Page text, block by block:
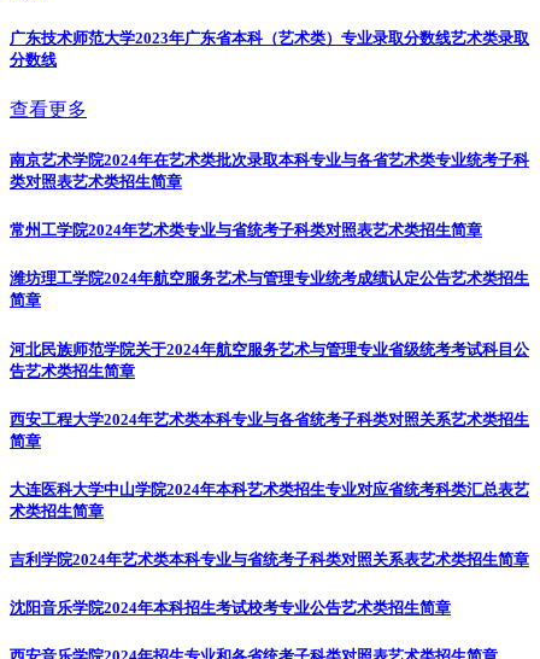
广东技术师范大学2023年广东省本科（艺术类）专业录取分数线艺术类录取
分数线
查看更多
南京艺术学院2024年在艺术类批次录取本科专业与各省艺术类专业统考子科
类对照表艺术类招生简章
常州工学院2024年艺术类专业与省统考子科类对照表艺术类招生简章
潍坊理工学院2024年航空服务艺术与管理专业统考成绩认定公告艺术类招生
简章
河北民族师范学院关于2024年航空服务艺术与管理专业省级统考考试科目公
告艺术类招生简章
西安工程大学2024年艺术类本科专业与各省统考子科类对照关系艺术类招生
简章
大连医科大学中山学院2024年本科艺术类招生专业对应省统考科类汇总表艺
术类招生简章
吉利学院2024年艺术类本科专业与省统考子科类对照关系表艺术类招生简章
沈阳音乐学院2024年本科招生考试校考专业公告艺术类招生简章